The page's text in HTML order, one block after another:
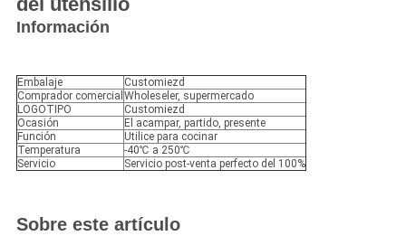
Información
Embalaje
Customiezd
Comprador comercial Wholeseler, supermercado
LOGOTIPO
Customiezd
Ocasión
El acampar, partido, presente
Función
Utilice para cocinar
Temperatura
-40℃ a 250℃
Servicio
Servicio post-venta perfecto del 100%
Sobre este artículo